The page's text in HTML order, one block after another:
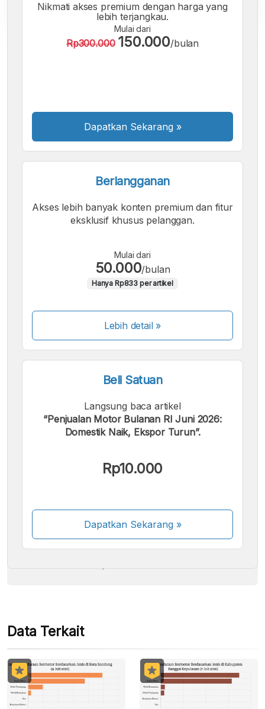
A A A
Nikmati akses premium dengan harga yang
lebih terjangkau.
Mulai dari
Rp300.000 150.000/bulan
Dapatkan Sekarang »
Berlangganan
Akses lebih banyak konten premium dan fitur
eksklusif khusus pelanggan.
Mulai dari
50.000/bulan
Hanya Rp833 per artikel
Lebih detail »
Beli Satuan
Langsung baca artikel
“Penjualan Motor Bulanan RI Juni 2026:
Domestik Naik, Ekspor Turun”.
Rp10.000
Dapatkan Sekarang»
Kami menerima pembayaran berikut:
Beberapa metode pembayaran masih dalam
Data Terkait